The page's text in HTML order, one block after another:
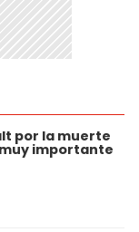
por la muerte
importante